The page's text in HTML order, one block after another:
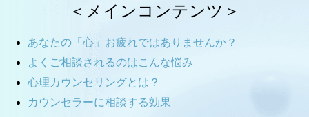
＜メインコンテンツ＞
あなたの「心」お疲れではありませんか？
よくご相談されるのはこんな悩み
心理カウンセリングとは？
カウンセラーに相談する効果